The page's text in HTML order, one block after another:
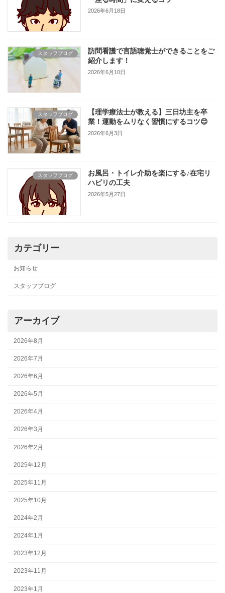
2026年6月18日
スタッフブログ
訪問看護で言語聴覚士ができることをご
紹介します！
2026年6月10日
スタッフブログ
【理学療法士が教える】三日坊主を卒
業！運動をムリなく習慣にするコツ😊
2026年6月3日
スタッフブログ
お風呂・トイレ介助を楽にする♪在宅リ
ハビリの工夫
2026年5月27日
カテゴリー
お知らせ
スタッフブログ
アーカイブ
2026年8月
2026年7月
2026年6月
2026年5月
2026年4月
2026年3月
2026年2月
2025年12月
2025年11月
2025年10月
2024年2月
2024年1月
2023年12月
2023年11月
2023年1月